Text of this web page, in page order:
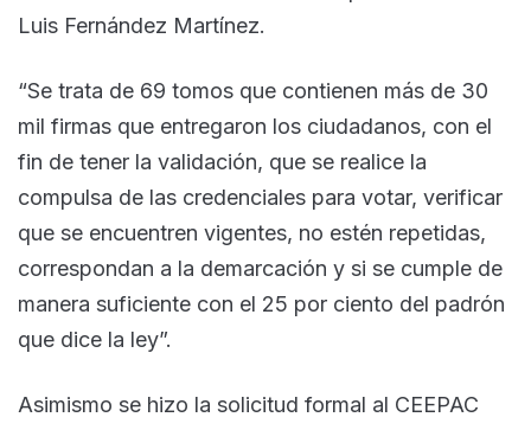
Luis Fernández Martínez.
“Se trata de 69 tomos que contienen más de 30
mil firmas que entregaron los ciudadanos, con el
fin de tener la validación, que se realice la
compulsa de las credenciales para votar, verificar
que se encuentren vigentes, no estén repetidas,
correspondan a la demarcación y si se cumple de
manera suficiente con el 25 por ciento del padrón
que dice la ley”.
Asimismo se hizo la solicitud formal al CEEPAC